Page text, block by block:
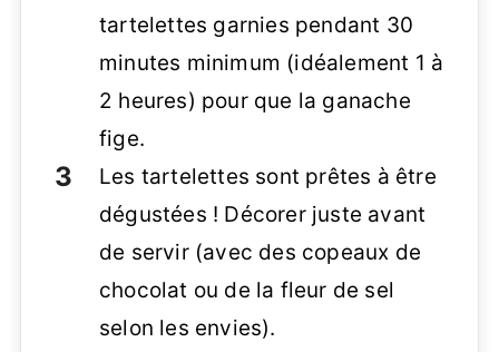
tartelettes garnies pendant 30
minutes minimum (idéalement 1 à
2 heures) pour que la ganache
fige.
Les tartelettes sont prêtes à être
dégustées ! Décorer juste avant
de servir (avec des copeaux de
chocolat ou de la fleur de sel
selon les envies).